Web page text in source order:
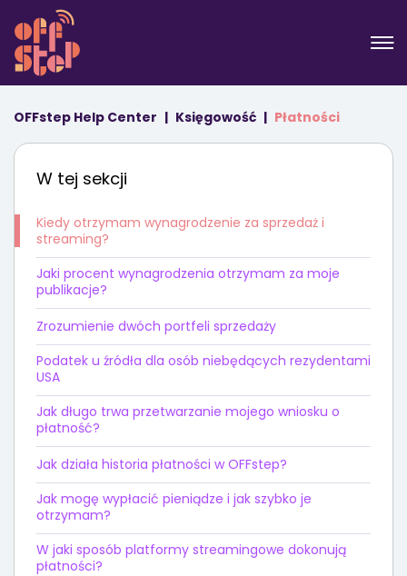
OFFstep Help Center Księgowość Płatności
W tej sekcji
Kiedy otrzymam wynagrodzenie za sprzedaż i
streaming?
Jaki procent wynagrodzenia otrzymam za moje
publikacje?
Zrozumienie dwóch portfeli sprzedaży
Podatek u źródła dla osób niebędących rezydentami
USA
Jak długo trwa przetwarzanie mojego wniosku o
płatność?
Jak działa historia płatności w OFFstep?
Jak mogę wypłacić pieniądze i jak szybko je
otrzymam?
W jaki sposób platformy streamingowe dokonują
płatności?